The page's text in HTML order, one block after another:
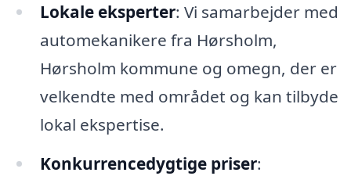
Lokale eksperter: Vi samarbejder med
automekanikere fra Hørsholm,
Hørsholm kommune og omegn, der er
velkendte med området og kan tilbyde
lokal ekspertise.
Konkurrencedygtige priser: